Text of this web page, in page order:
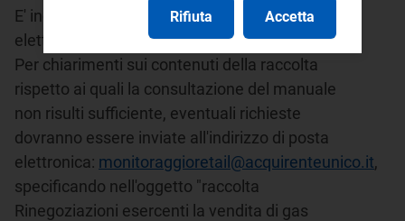
E' inoltre disponibile l'indirizzo di posta
elettronica:
infoanagrafica@arera.it.
Per chiarimenti sui contenuti della raccolta
rispetto ai quali la consultazione del manuale
non risulti sufficiente, eventuali richieste
dovranno essere inviate all'indirizzo di posta
elettronica: monitoraggioretail@acquirenteunico.it,
specificando nell'oggetto "raccolta
Rinegoziazioni esercenti la vendita di gas
Rifiuta Accetta